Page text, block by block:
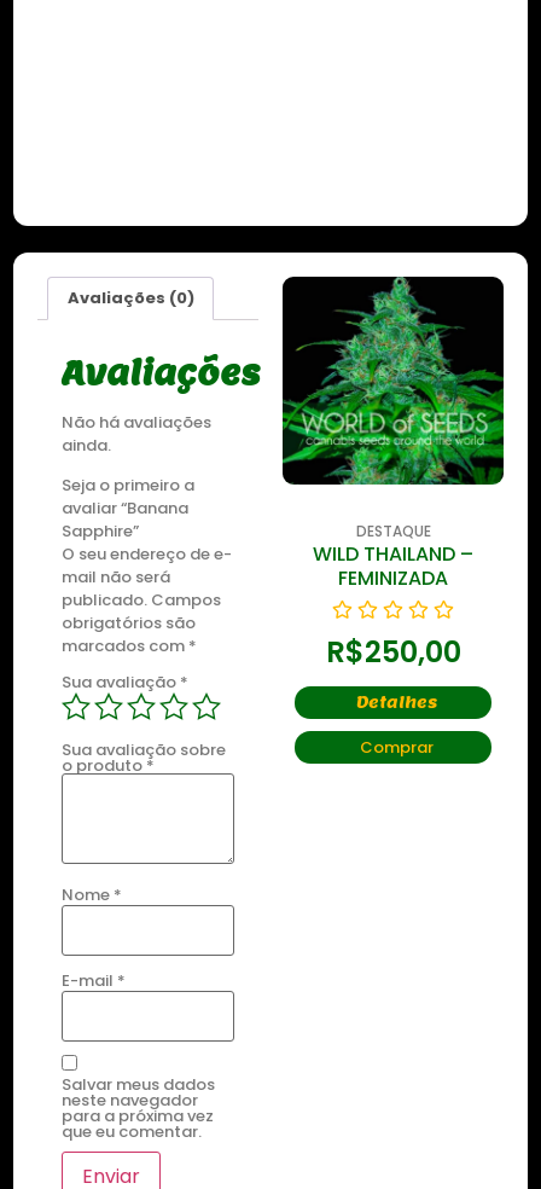
Avaliações (0)
Avaliações
Não há avaliações
ainda.
Seja o primeiro a
avaliar “Banana
Sapphire”
O seu endereço de e-
mail não será
publicado. Campos
obrigatórios são
marcados com *
Sua avaliação *
Sua avaliação sobre
o produto *
Nome *
E-mail *
Salvar meus dados
neste navegador
para a próxima vez
que eu comentar.
DESTAQUE
WILD THAILAND
RYDER
R$250,00
Detalhes
Comprar
DESTAQUE
WILD THAILAND –
FEMINIZADA
R$250,00
Detalhes
Comprar